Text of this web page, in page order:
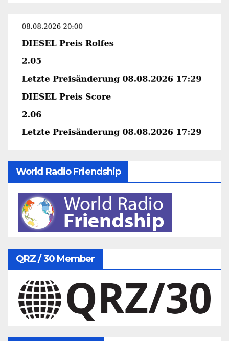
World Radio Friendship
QRZ / 30 Member